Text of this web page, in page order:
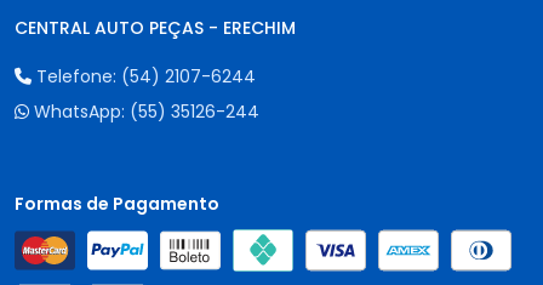
CENTRAL AUTO PEÇAS - ERECHIM
Telefone: (54) 2107-6244
WhatsApp: (55) 35126-244
Formas de Pagamento